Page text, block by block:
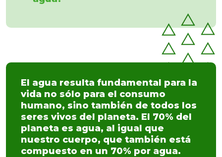
El agua resulta fundamental para la
vida no sólo para el consumo
humano, sino también de todos los
seres vivos del planeta. El 70% del
planeta es agua, al igual que
nuestro cuerpo, que también está
compuesto en un 70% por agua.